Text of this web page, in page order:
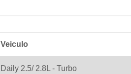
Veiculo
Daily 2.5/ 2.8L - Turbo